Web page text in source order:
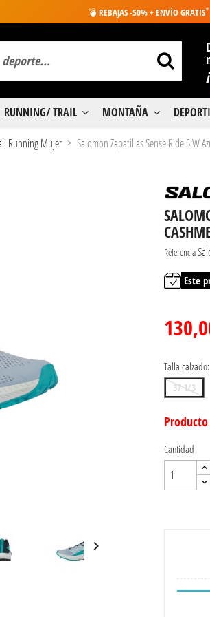
💣 REBAJAS -50% + ENVÍO GRATIS*
RUNNING/ TRAIL MONTAÑA
Running Mujer Salomon Zapatillas Sense Ride 5 W

Referencia
Este
Talla calzado:
37 1/3
Cantidad